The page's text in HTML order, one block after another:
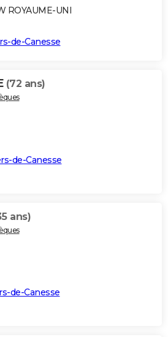
ROYAUME-UNI
de-Canesse
(72 ans)
de-Canesse
ans)
de-Canesse